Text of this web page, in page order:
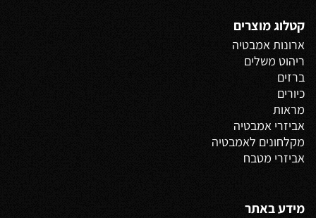
קטלוג מוצרים
ארונות אמבטיה
ריהוט משלים
ברזים
כיורים
מראות
אביזרי אמבטיה
מקלחונים לאמבטיה
אביזרי מטבח
מידע באתר